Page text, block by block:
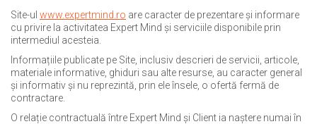
Site-ul www.expertmind.ro are caracter de prezentare și informare
cu privire la activitatea Expert Mind și serviciile disponibile prin
intermediul acesteia.
Informațiile publicate pe Site, inclusiv descrieri de servicii, articole,
materiale informative, ghiduri sau alte resurse, au caracter general
și informativ și nu reprezintă, prin ele însele, o ofertă fermă de
contractare.
O relație contractuală între Expert Mind și Client ia naștere numai în